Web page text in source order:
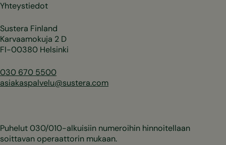
Yhteystiedot
Sustera Finland
Karvaamokuja 2 D
FI-00380 Helsinki
030 670 5500
asiakaspalvelu@sustera.com
Puhelut 030/010-alkuisiin numeroihin hinnoitellaan
soittavan operaattorin mukaan.